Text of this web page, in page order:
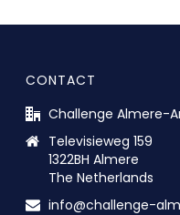
CONTACT
Challenge Almere-
Televisieweg 159
1322BH Almere
The Netherlands
info@challenge-